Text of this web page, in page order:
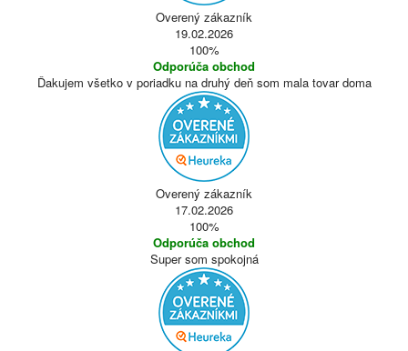
Overený zákazník
19.02.2026
100%
Odporúča obchod
Ďakujem všetko v poriadku na druhý deň som mala tovar doma
Overený zákazník
17.02.2026
100%
Odporúča obchod
Super som spokojná